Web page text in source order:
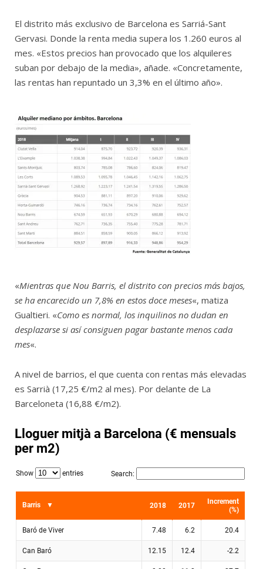
El distrito más exclusivo de Barcelona es Sarriá-Sant
Gervasi. Donde la renta media supera los 1.260 euros al
mes. «Estos precios han provocado que los alquileres
suban por debajo de la media», añade. «Concretamente,
las rentas han repuntado un 3,3% en el último año».
«Mientras que Nou Barris, el distrito con precios más bajos,
se ha encarecido un 7,8% en estos doce meses«, matiza
Gualtieri. «Como es normal, los inquilinos no dudan en
desplazarse si así consiguen pagar bastante menos cada
mes«.
A nivel de barrios, el que cuenta con rentas más elevadas
es Sarrià (17,25 €/m2 al mes). Por delante de La
Barceloneta (16,88 €/m2).